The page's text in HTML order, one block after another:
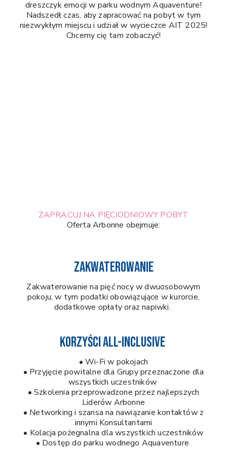
dreszczyk emocji w parku wodnym Aquaventure!
Nadszedł czas, aby zapracować na pobyt w tym
niezwykłym miejscu i udział w wycieczce AIT 2025!
Chcemy cię tam zobaczyć!
ZAPRACUJ NA PIĘCIODNIOWY POBYT
Oferta Arbonne obejmuje:
ZAKWATEROWANIE
Zakwaterowanie na pięć nocy w dwuosobowym
pokoju, w tym podatki obowiązujące w kurorcie,
dodatkowe opłaty oraz napiwki.
KORZYŚCI ALL-INCLUSIVE
• Wi-Fi w pokojach
• Przyjęcie powitalne dla Grupy przeznaczone dla
wszystkich uczestników
• Szkolenia przeprowadzone przez najlepszych
Liderów Arbonne
• Networking i szansa na nawiązanie kontaktów z
innymi Konsultantami
• Kolacja pożegnalna dla wszystkich uczestników
• Dostęp do parku wodnego Aquaventure